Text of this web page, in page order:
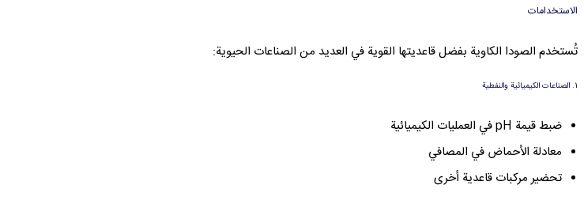
الاستخدامات
تُستخدم الصودا الكاوية بفضل قاعديتها القوية في العديد من الصناعات الحيوية:
1. الصناعات الكيميائية والنفطية
ضبط قيمة pH في العمليات الكيميائية
معادلة الأحماض في المصافي
تحضير مركبات قاعدية أخرى